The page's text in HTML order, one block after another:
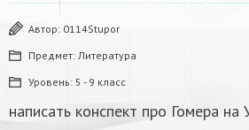
Автор: 0114Stupor
Предмет: Литература
Уровень: 5 - 9 класс
написать конспект про Гомера на